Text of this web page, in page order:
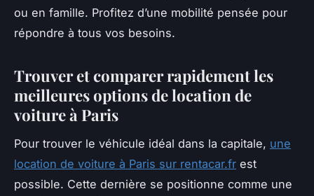
ou en famille. Profitez d’une mobilité pensée pour
répondre à tous vos besoins.
Trouver et comparer rapidement les
meilleures options de location de
voiture à Paris
Pour trouver le véhicule idéal dans la capitale, une
location de voiture à Paris sur rentacar.fr est
possible. Cette dernière se positionne comme une